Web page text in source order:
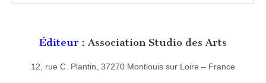
Éditeur : Association Studio des Arts
12, rue C. Plantin, 37270 Montlouis sur Loire – France